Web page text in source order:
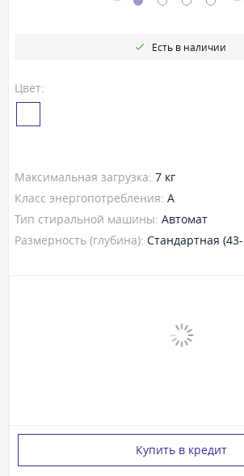
Цвет:
Есть в наличии
Максимальная загрузка: 7 кг
Класс энергопотребления: A
Тип стиральной машины: Автомат
Размерность (глубина): Стандартная
Купить в кредит